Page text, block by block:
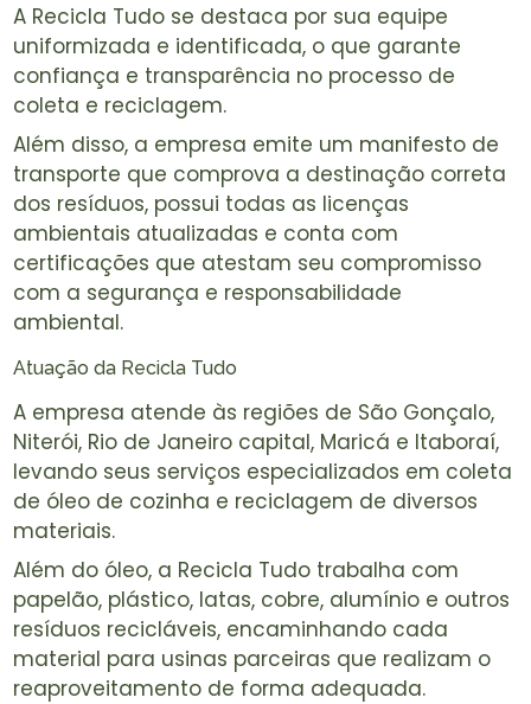
A Recicla Tudo se destaca por sua equipe
uniformizada e identificada, o que garante
confiança e transparência no processo de
coleta e reciclagem.
Além disso, a empresa emite um manifesto de
transporte que comprova a destinação correta
dos resíduos, possui todas as licenças
ambientais atualizadas e conta com
certificações que atestam seu compromisso
com a segurança e responsabilidade
ambiental.
Atuação da Recicla Tudo
A empresa atende às regiões de São Gonçalo,
Niterói, Rio de Janeiro capital, Maricá e Itaboraí,
levando seus serviços especializados em coleta
de óleo de cozinha e reciclagem de diversos
materiais.
Além do óleo, a Recicla Tudo trabalha com
papelão, plástico, latas, cobre, alumínio e outros
resíduos recicláveis, encaminhando cada
material para usinas parceiras que realizam o
reaproveitamento de forma adequada.